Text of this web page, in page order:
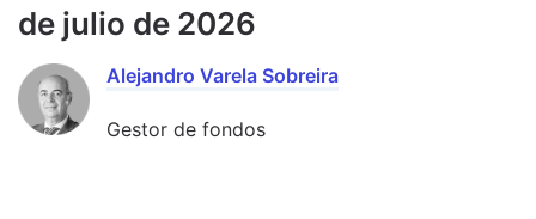
de julio de 2026
Alejandro Varela Sobreira
Gestor de fondos